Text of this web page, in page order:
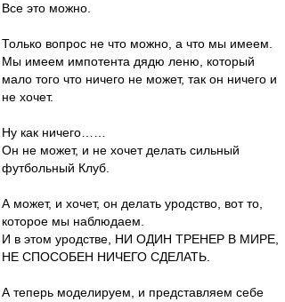
Все это можно.
Только вопрос не что можно, а что мы имеем.
Мы имеем импотента дядю леню, который
мало того что ничего не может, так он ничего и
не хочет.
Ну как ничего……
Он не может, и не хочет делать сильный
футбольный Клуб.
А может, и хочет, он делать уродство, вот то,
которое мы наблюдаем.
И в этом уродстве, НИ ОДИН ТРЕНЕР В МИРЕ,
НЕ СПОСОБЕН НИЧЕГО СДЕЛАТЬ.
А теперь моделируем, и представляем себе